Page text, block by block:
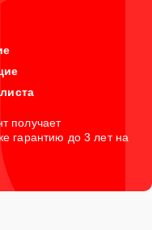
получает
гарантию до 3 лет на